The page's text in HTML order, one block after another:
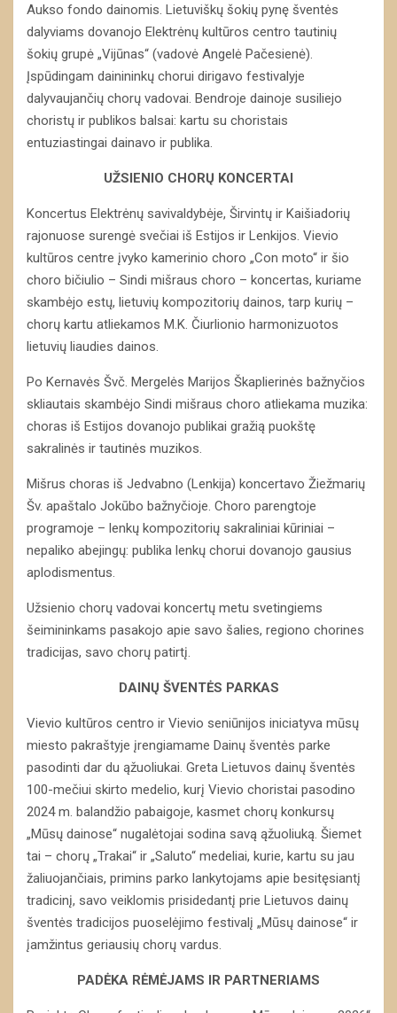
Aukso fondo dainomis. Lietuviškų šokių pynę šventės
dalyviams dovanojo Elektrėnų kultūros centro tautinių
šokių grupė „Vijūnas“ (vadovė Angelė Pačesienė).
Įspūdingam dainininkų chorui dirigavo festivalyje
dalyvaujančių chorų vadovai. Bendroje dainoje susiliejo
choristų ir publikos balsai: kartu su choristais
entuziastingai dainavo ir publika.
UŽSIENIO CHORŲ KONCERTAI
Koncertus Elektrėnų savivaldybėje, Širvintų ir Kaišiadorių
rajonuose surengė svečiai iš Estijos ir Lenkijos. Vievio
kultūros centre įvyko kamerinio choro „Con moto“ ir šio
choro bičiulio – Sindi mišraus choro – koncertas, kuriame
skambėjo estų, lietuvių kompozitorių dainos, tarp kurių –
chorų kartu atliekamos M.K. Čiurlionio harmonizuotos
lietuvių liaudies dainos.
Po Kernavės Švč. Mergelės Marijos Škaplierinės bažnyčios
skliautais skambėjo Sindi mišraus choro atliekama muzika:
choras iš Estijos dovanojo publikai gražią puokštę
sakralinės ir tautinės muzikos.
Mišrus choras iš Jedvabno (Lenkija) koncertavo Žiežmarių
Šv. apaštalo Jokūbo bažnyčioje. Choro parengtoje
programoje – lenkų kompozitorių sakraliniai kūriniai –
nepaliko abejingų: publika lenkų chorui dovanojo gausius
aplodismentus.
Užsienio chorų vadovai koncertų metu svetingiems
šeimininkams pasakojo apie savo šalies, regiono chorines
tradicijas, savo chorų patirtį.
DAINŲ ŠVENTĖS PARKAS
Vievio kultūros centro ir Vievio seniūnijos iniciatyva mūsų
miesto pakraštyje įrengiamame Dainų šventės parke
pasodinti dar du ąžuoliukai. Greta Lietuvos dainų šventės
100-mečiui skirto medelio, kurį Vievio choristai pasodino
2024 m. balandžio pabaigoje, kasmet chorų konkursų
„Mūsų dainose“ nugalėtojai sodina savą ąžuoliuką. Šiemet
tai – chorų „Trakai“ ir „Saluto“ medeliai, kurie, kartu su jau
žaliuojančiais, primins parko lankytojams apie besitęsiantį
tradicinį, savo veiklomis prisidedantį prie Lietuvos dainų
šventės tradicijos puoselėjimo festivalį „Mūsų dainose“ ir
įamžintus geriausių chorų vardus.
PADĖKA RĖMĖJAMS IR PARTNERIAMS